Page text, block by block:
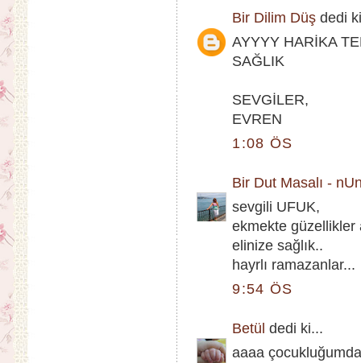
Bir Dilim Düş dedi
AYYYY HARİKA
SAĞLIK
SEVGİLER,
EVREN
1:08 ÖS
Bir Dut Masalı -
sevgili UFUK,
ekmekte güzellikler
elinize sağlık..
hayrlı ramazanlar...
9:54 ÖS
Betül dedi ki...
aaaa